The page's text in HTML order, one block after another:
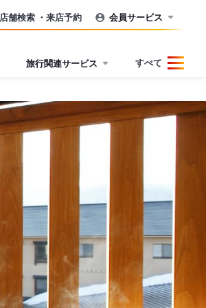
店舗検索 ・来店予約 会員サービス
旅行関連サービス すべて